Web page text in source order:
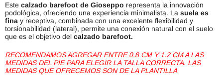
Este calzado barefoot de Gioseppo representa la innovación
podológica, ofreciendo una experiencia minimalista. La suela es
fina y receptiva, combinada con una excelente flexibilidad y
torsionabilidad (lateral), permite una conexión natural con el suelo
que es el objetivo del calzado barefoot.
RECOMENDAMOS AGREGAR ENTRE 0.8 CM Y 1.2 CM A LAS
MEDIDAS DEL PIE PARA ELEGIR LA TALLA CORRECTA. LAS
MEDIDAS QUE OFRECEMOS SON DE LA PLANTILLA